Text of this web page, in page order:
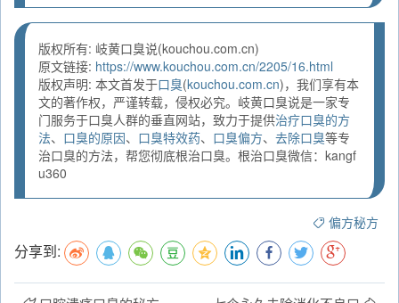
版权所有: 岐黄口臭说(kouchou.com.cn)
原文链接: https://www.kouchou.com.cn/2205/16.html
版权声明: 本文首发于口臭(kouchou.com.cn)，我们享有本
文的著作权，严谨转载，侵权必究。岐黄口臭说是一家专
门服务于口臭人群的垂直网站，致力于提供治疗口臭的方
法、 口臭的原因、 口臭特效药、 口臭偏方、 去除口臭等专
治口臭的方法，帮您彻底根治口臭。根治口臭微信：kangf
u360
偏方秘方
分享到: